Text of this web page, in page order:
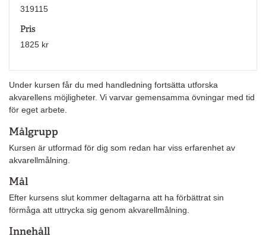
Under kursen får du med handledning fortsätta utforska
akvarellens möjligheter. Vi varvar gemensamma övningar med tid
för eget arbete.
Målgrupp
Kursen är utformad för dig som redan har viss erfarenhet av
akvarellmålning.
Mål
Efter kursens slut kommer deltagarna att ha förbättrat sin
förmåga att uttrycka sig genom akvarellmålning.
Innehåll
319115
Pris
1825 kr